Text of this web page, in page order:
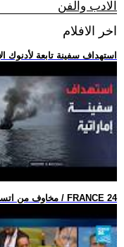
الادب والفن
اخر الافلام
.. استهداف سفينة تابعة
.. مخاوف من اتساع رقعة الصراع في اليمن • فرانس 24 / FRANCE 24